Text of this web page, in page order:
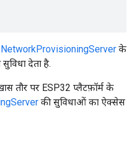
NetworkProvisioningServer के
देता है.
तौर पर ESP32 प्लैटफ़ॉर्म के
की सुविधाओं का ऐक्सेस